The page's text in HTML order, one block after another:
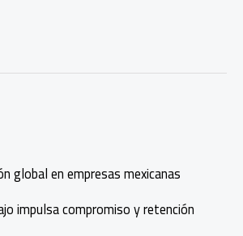
global en empresas mexicanas
impulsa compromiso y retención